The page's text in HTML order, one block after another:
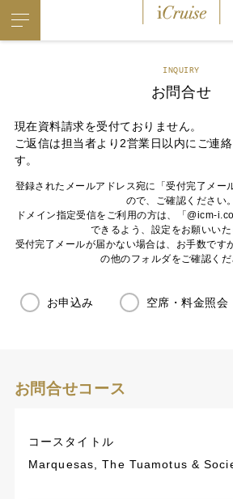
INQUIRY
お問合せ
現在資料請求を受付ておりません。
ご返信は担当者より2営業日以内にご連
す。
登録されたメールアドレス宛に「受付完了メー
ので、ご確認ください。
ドメイン指定受信をご利用の方は、「@icm-
できるよう、設定をお願いいた
受付完了メールが届かない場合は、お手数です
の他のフォルダをご確認くだ
お申込み 空席・料金照会
お問合せコース
コースタイトル
Marquesas, The Tuamotus &